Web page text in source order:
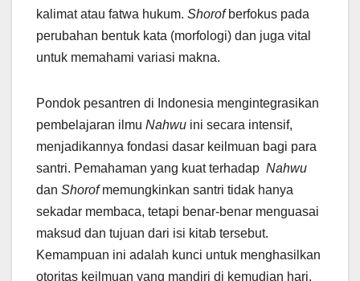
kalimat atau fatwa hukum. Shorofberfokus pada
perubahan bentuk kata (morfologi) dan juga vital
untuk memahami variasi makna.
Pondok pesantren di Indonesia mengintegrasikan
pembelajaran ilmu Nahwu ini secara intensif,
menjadikannya fondasi dasar keilmuan bagi para
santri. Pemahaman yang kuat terhadap Nahwu
dan Shorofmemungkinkan santri tidak hanya
sekadar membaca, tetapi benar-benar menguasai
maksud dan tujuan dari isi kitab tersebut.
Kemampuan ini adalah kunci untuk menghasilkan
otoritas keilmuan yang mandiri di kemudian hari,